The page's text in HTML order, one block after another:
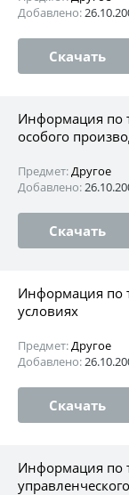
Добавлено:
Скачать
Информация по
особого
Предмет:Другое
Добавлено:
Скачать
Информация по
условиях
Предмет:Другое
Добавлено:
Скачать
Информация по